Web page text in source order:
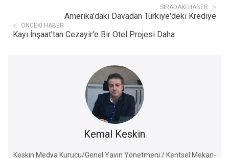
SIRADAKI HABER
Amerika'daki Davadan Türkiye'deki Krediye
ÖNCEKI HABER
Kayı İnşaat'tan Cezayir'e Bir Otel Projesi Daha
Kemal Keskin
Keskin Medya Kurucu/Genel Yayın Yönetmeni / Kentsel Mekan-